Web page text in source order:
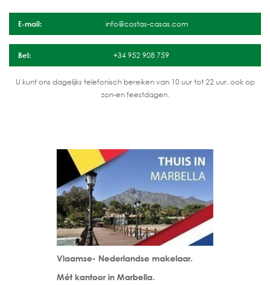
E-mail: info@costas-casas.com
Bel: +34 952 908 759
U kunt ons dagelijks telefonisch bereiken van 10 uur tot 22 uur, ook op
zon-en feestdagen.
Vlaamse- Nederlandse makelaar.
Mét kantoor in Marbella.